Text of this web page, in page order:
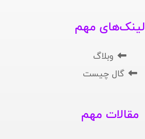
لینک‌های مهم
وبلاگ
گال چیست
مقالات مهم